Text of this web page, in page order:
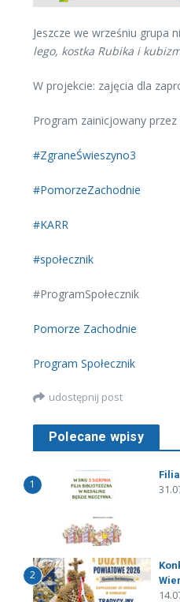
Jeszcze we wrześniu grupa
lego, kostka Rubika i
W projekcie: zajęcia dla
Program zainicjowany
#ZgraneŚwieszyno3
#PomorzeZachodnie
#KARR
#społecznik
#ProgramSpołecznik
Pomorze Zachodnie
Program Społecznik
udostępnij post
Polecane wpisy
1
2